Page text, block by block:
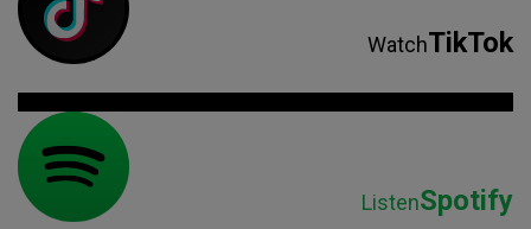
WatchTikTok
ListenSpotify